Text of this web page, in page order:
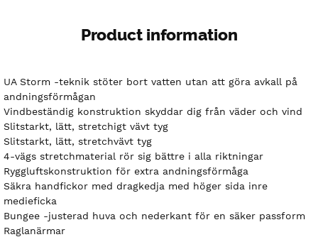
Product information
UA Storm -teknik stöter bort vatten utan att göra avkall på
andningsförmågan
Vindbeständig konstruktion skyddar dig från väder och vind
Slitstarkt, lätt, stretchigt vävt tyg
Slitstarkt, lätt, stretchvävt tyg
4-vägs stretchmaterial rör sig bättre i alla riktningar
Ryggluftskonstruktion för extra andningsförmåga
Säkra handfickor med dragkedja med höger sida inre
medieficka
Bungee -justerad huva och nederkant för en säker passform
Raglanärmar